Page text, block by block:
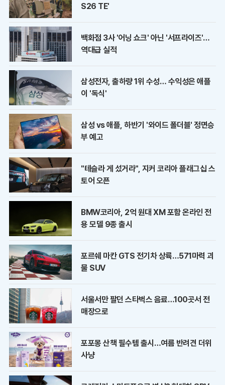
S26 TE'
백화점 3사 '어닝 쇼크' 아닌 '서프라이즈'…
역대급 실적
삼성전자, 출하량 1위 수성… 수익성은 애플
이 '독식'
삼성 vs 애플, 하반기 '와이드 폴더블' 정면승
부 예고
"테슬라 게 섰거라", 지커 코리아 플래그십 스
토어 오픈
BMW코리아, 2억 원대 XM 포함 온라인 전
용 모델 9종 출시
포르쉐 마칸 GTS 전기차 상륙…571마력 괴
물 SUV
서울서만 팔던 스타벅스 음료…100곳서 전
매장으로
포포몽 산책 필수템 출시…여름 반려견 더위
사냥